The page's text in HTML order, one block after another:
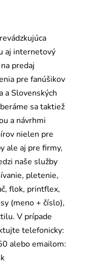
aj internetový
predaj
pre fanúšikov
a Slovenských
sa taktiež
a návrhmi
nielen pre
ale aj pre firmy,
naše služby
pletenie,
flok, printflex,
(meno + číslo),
V prípade
telefonicky:
alebo emailom: